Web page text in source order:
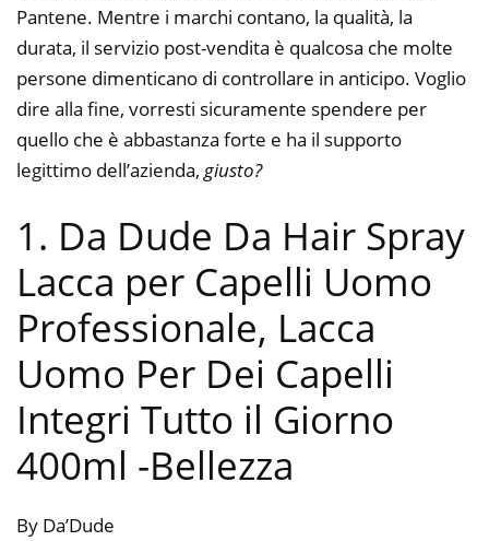
Pantene. Mentre i marchi contano, la qualità, la
durata, il servizio post-vendita è qualcosa che molte
persone dimenticano di controllare in anticipo. Voglio
dire alla fine, vorresti sicuramente spendere per
quello che è abbastanza forte e ha il supporto
legittimo dell’azienda, giusto?
1. Da Dude Da Hair Spray
Lacca per Capelli Uomo
Professionale, Lacca
Uomo Per Dei Capelli
Integri Tutto il Giorno
400ml -Bellezza
By Da’Dude